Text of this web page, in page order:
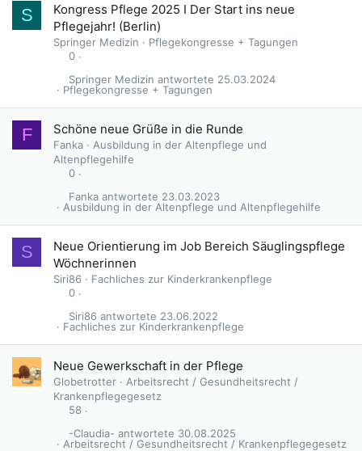
S
Kongress Pflege 2025 I Der Start ins neue
Pflegejahr! (Berlin)
Springer Medizin
Pflegekongresse + Tagungen
0
Pflegekongresse + Tagungen
25.03.2024
Springer Medizin
F Schöne neue Grüße in die Runde
Fanka
Ausbildung in der Altenpflege und
Altenpflegehilfe
0
Ausbildung in der Altenpflege und Altenpflegehilfe
23.03.2023
Fanka
S
Neue Orientierung im Job Bereich Säuglingspflege
Wöchnerinnen
Siri86
Fachliches zur Kinderkrankenpflege
0
Fachliches zur Kinderkrankenpflege
23.06.2022
Siri86
Neue Gewerkschaft in der Pflege
Globetrotter
Arbeitsrecht / Gesundheitsrecht /
Krankenpflegegesetz
58
Arbeitsrecht / Gesundheitsrecht / Krankenpflegegesetz
30.08.2025
-Claudia-